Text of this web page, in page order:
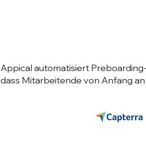
Appical automatisiert
dass Mitarbeitende von Anfang